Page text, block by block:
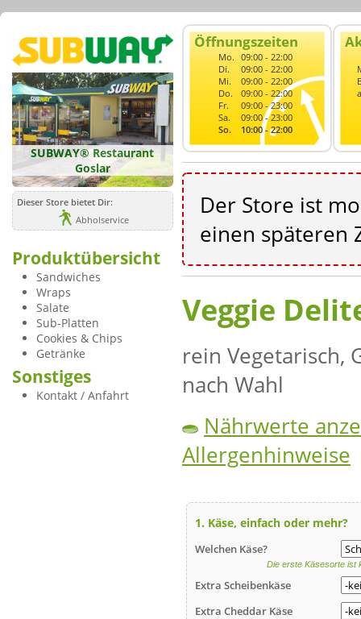
SUBWAY® Restaurant
Goslar
Dieser Store bietet Dir:
Abholservice
Produktübersicht
Sandwiches
Wraps
Salate
Sub-Platten
Cookies & Chips
Getränke
Sonstiges
Kontakt / Anfahrt
Öffnungszeiten
Mo. 09:00 - 22:00
Di.
09:00 - 22:00
Mi.
09:00 - 22:00
Do.
09:00 - 22:00
Fr.
09:00 - 23:00
Sa.
09:00 - 23:00
So.
10:00 - 22:00
Der Store ist
einen späteren
Veggie
rein Vegetarisch,
nach Wahl
Nährwerte
Allergenhinweise
1. Käse, einfach oder mehr?
Welchen Käse?
Die erste Käsesorte ist
Extra Scheibenkäse
Extra Cheddar Käse